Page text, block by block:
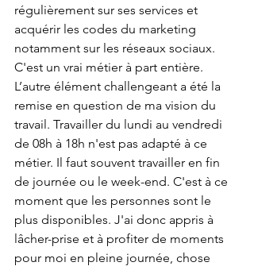
régulièrement sur ses services et
acquérir les codes du marketing
notamment sur les réseaux sociaux.
C'est un vrai métier à part entière.
L’autre élément challengeant a été la
remise en question de ma vision du
travail. Travailler du lundi au vendredi
de 08h à 18h n'est pas adapté à ce
métier. Il faut souvent travailler en fin
de journée ou le week-end. C'est à ce
moment que les personnes sont le
plus disponibles. J'ai donc appris à
lâcher-prise et à profiter de moments
pour moi en pleine journée, chose